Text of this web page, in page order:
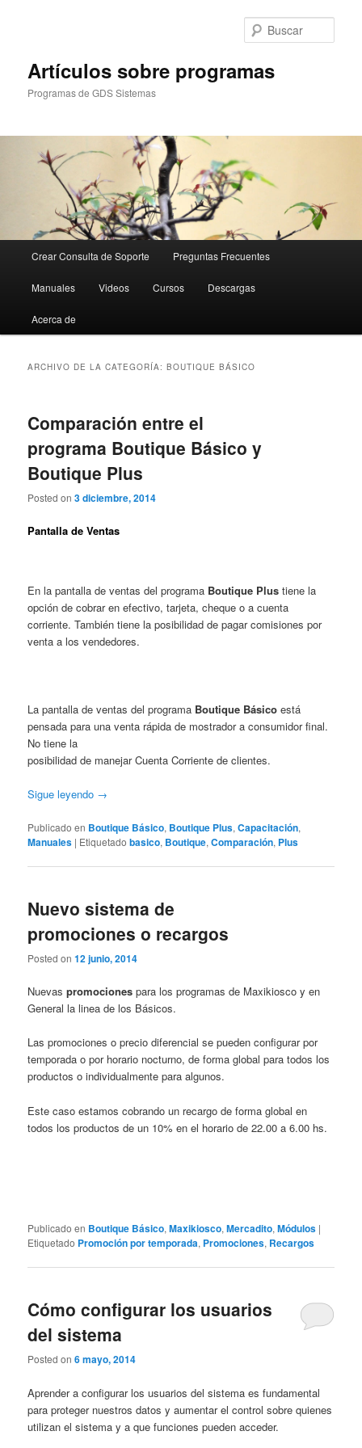
Artículos sobre programas
Programas de GDS Sistemas
principal
Crear Consulta de Soporte Preguntas Frecuentes
Manuales Videos Cursos Descargas
Acerca de
ARCHIVO DE LA CATEGORÍA:BOUTIQUE BÁSICO
Comparación entre el
programa Boutique Básico y
Boutique Plus
Posted on3 diciembre, 2014
Pantalla de Ventas
En la pantalla de ventas del programa Boutique Plustiene la
opción de cobrar en efectivo, tarjeta, cheque o a cuenta
corriente. También tiene la posibilidad de pagar comisiones por
venta a los vendedores.
La pantalla de ventas del programa Boutique Básico está
pensada para una venta rápida de mostrador a consumidor final.
No tiene la
posibilidad de manejar Cuenta Corriente de clientes.
Sigue leyendo →
Publicado en Boutique Básico, Boutique Plus,Capacitación,
Manuales | Etiquetado basico, Boutique,Comparación, Plus
Nuevo sistema de
promociones o recargos
Posted on12 junio, 2014
Nuevaspromociones para los programas de Maxikiosco y en
General la linea de los Básicos.
Las promociones o precio diferencial se pueden configurar por
temporada o por horario nocturno, de forma global para todos los
productos o individualmente para algunos.
Este caso estamos cobrando un recargo de forma global en
todos los productos de un 10% en el horario de 22.00 a 6.00 hs.
Publicado en Boutique Básico,Maxikiosco,Mercadito,Módulos |
Etiquetado Promoción por temporada, Promociones, Recargos
Cómo configurar los usuarios
del sistema
Posted on6 mayo, 2014
Aprender a configurar los usuarios del sistema es fundamental
para proteger nuestros datos y aumentar el control sobre quienes
utilizan el sistema y a que funciones pueden acceder.